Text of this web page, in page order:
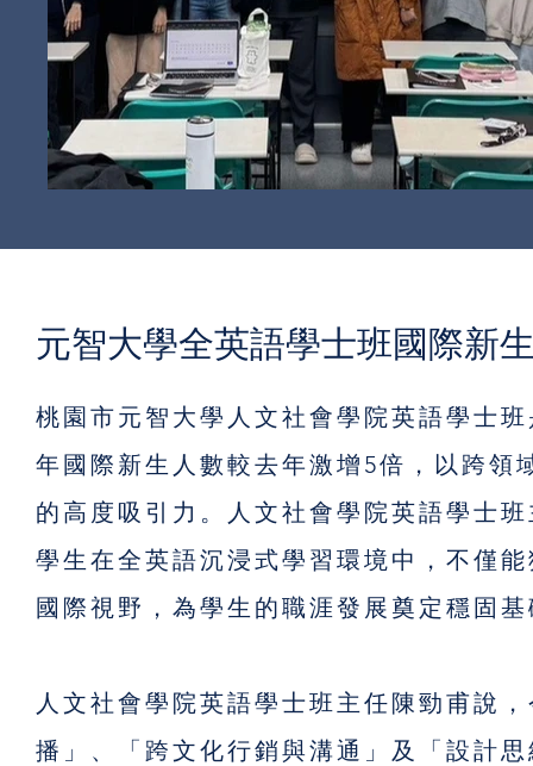
元智大學全英語學士班國際新
桃園市元智大學人文社會學院英語學士
年國際新生人數較去年激增5倍，以跨領
的高度吸引力。人文社會學院英語學士
學生在全英語沉浸式學習環境中，不僅
國際視野，為學生的職涯發展奠定穩固
人文社會學院英語學士班主任陳勁甫說
播」、「跨文化行銷與溝通」及「設計